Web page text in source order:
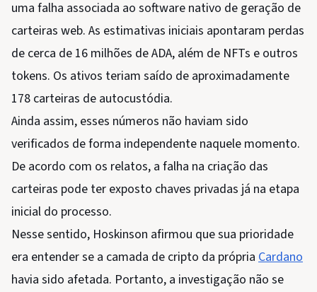
uma falha associada ao software nativo de geração de
carteiras web. As estimativas iniciais apontaram perdas
de cerca de 16 milhões de ADA, além de NFTs e outros
tokens. Os ativos teriam saído de aproximadamente
178 carteiras de autocustódia.
Ainda assim, esses números não haviam sido
verificados de forma independente naquele momento.
De acordo com os relatos, a falha na criação das
carteiras pode ter exposto chaves privadas já na etapa
inicial do processo.
Nesse sentido, Hoskinson afirmou que sua prioridade
era entender se a camada de cripto da própria Cardano
havia sido afetada. Portanto, a investigação não se